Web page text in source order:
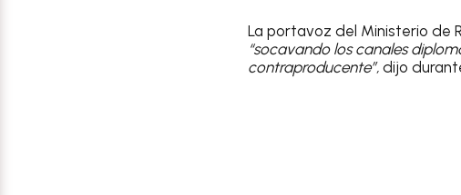
La portavoz del Ministerio de
“socavando los canales
contraproducente”, dijo